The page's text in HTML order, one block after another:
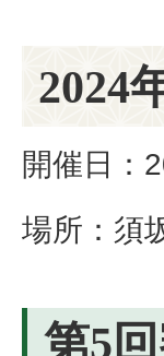
2024
開催日：
場所：須
第5